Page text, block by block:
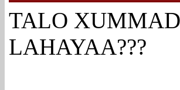
TALO
LAHAYAA???